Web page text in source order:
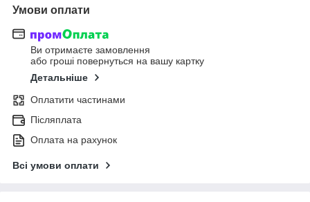
Умови оплати
Ви отримаєте замовлення
або гроші повернуться на вашу картку
Детальніше
Оплатити частинами
Післяплата
Оплата на рахунок
Всі умови оплати